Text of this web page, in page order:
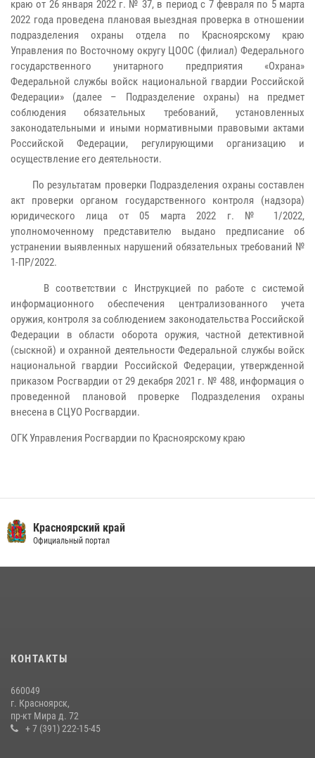
краю от 26 января 2022 г. № 37, в период с 7 февраля по 5 марта
2022 года проведена плановая выездная проверка в отношении
подразделения охраны отдела по Красноярскому краю
Управления по Восточному округу ЦООС (филиал) Федерального
государственного унитарного предприятия «Охрана»
Федеральной службы войск национальной гвардии Российской
Федерации» (далее – Подразделение охраны) на предмет
соблюдения обязательных требований, установленных
законодательными и иными нормативными правовыми актами
Российской Федерации, регулирующими организацию и
осуществление его деятельности.
По результатам проверки Подразделения охраны составлен
акт проверки органом государственного контроля (надзора)
юридического лица от 05 марта 2022 г. № 1/2022,
уполномоченному представителю выдано предписание об
устранении выявленных нарушений обязательных требований №
1-ПР/2022.
В соответствии с Инструкцией по работе с системой
информационного обеспечения централизованного учета
оружия, контроля за соблюдением законодательства Российской
Федерации в области оборота оружия, частной детективной
(сыскной) и охранной деятельности Федеральной службы войск
национальной гвардии Российской Федерации, утвержденной
приказом Росгвардии от 29 декабря 2021 г. № 488, информация о
проведенной плановой проверке Подразделения охраны
внесена в СЦУО Росгвардии.
ОГК Управления Росгвардии по Красноярскому краю
Красноярский край
Официальный портал
КОНТАКТЫ
660049
г. Красноярск,
пр-кт Мира д. 72
+ 7 (391) 222-15-45